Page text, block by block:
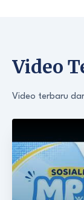
Video
Video terbaru